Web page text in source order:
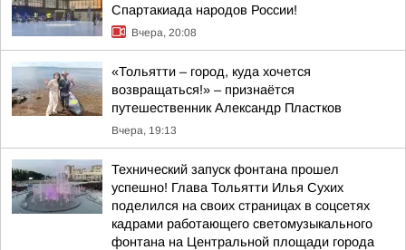
Спартакиада народов России!
Вчера, 20:08
«Тольятти – город, куда хочется
возвращаться!» – признаётся
путешественник Александр Пластков
Вчера, 19:13
Технический запуск фонтана прошел
успешно! Глава Тольятти Илья Сухих
поделился на своих страницах в соцсетях
кадрами работающего светомузыкального
фонтана на Центральной площади города